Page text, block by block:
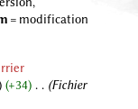
= modification
+34 ‎
Fichier